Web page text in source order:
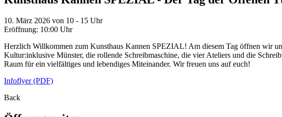
10. März 2026 von 10 - 15 Uhr
Eröffnung: 10:00 Uhr
Herzlich Willkommen zum Kunsthaus Kannen SPEZIAL! Am diesem Tag öffnen wir
Kultur:inklusive Münster, die rollende Schreibmaschine, die vier Ateliers und die
Raum für ein vielfältiges und lebendiges Miteinander. Wir freuen uns auf euch!
Infoflyer (PDF)
Back